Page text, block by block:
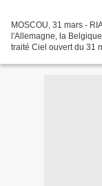
MOSCOU, 31 mars -
l'Allemagne, la
traité Ciel ouvert du 31